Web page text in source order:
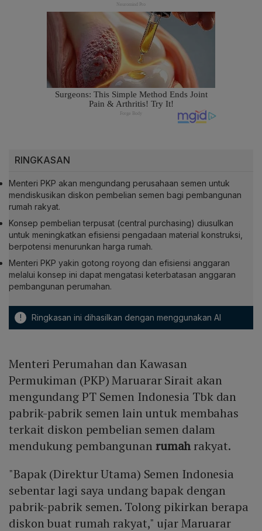
RINGKASAN
Menteri PKP akan mengundang perusahaan semen untuk
mendiskusikan diskon pembelian semen bagi pembangunan
rumah rakyat.
Konsep pembelian terpusat (central purchasing) diusulkan
untuk meningkatkan efisiensi pengadaan material konstruksi,
berpotensi menurunkan harga rumah.
Menteri PKP yakin gotong royong dan efisiensi anggaran
melalui konsep ini dapat mengatasi keterbatasan anggaran
pembangunan perumahan.
! Ringkasan ini dihasilkan dengan menggunakan AI
Menteri Perumahan dan Kawasan
Permukiman (PKP) Maruarar Sirait akan
mengundang PT Semen Indonesia Tbk dan
pabrik-pabrik semen lain untuk membahas
terkait diskon pembelian semen dalam
mendukung pembangunan rumah rakyat.
"Bapak (Direktur Utama) Semen Indonesia
sebentar lagi saya undang bapak dengan
pabrik-pabrik semen. Tolong pikirkan berapa
diskon buat rumah rakyat," ujar Maruarar